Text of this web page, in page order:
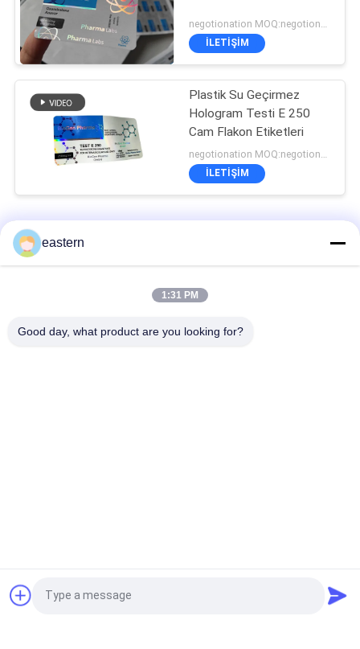
İLETIŞIM
Plastik Su Geçirmez
Hologram Testi E 250
Cam Flakon Etiketleri
İLETIŞIM
Cam Flakon Etiketleri
Somatropin HG 176-191 2mlx10 Etiketli Cam Flakon
tren Asetat flakon Flakon Etiketleri Tam Set Paer Talimatı ile
Lazer PET 10ml testi Enanthate Cam Flakon Etiketleri
İlaç Ambalaj Kutusu
eastern
1:31 PM
Good day, what product are you looking for?